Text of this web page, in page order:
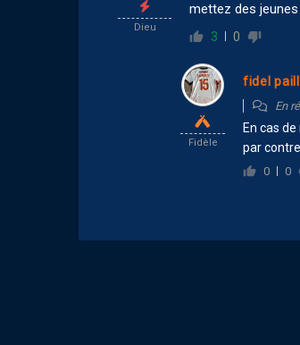
Dieu
mettez des jeunes
3 0
Fidèle
fidel
En
En cas
par
0 0